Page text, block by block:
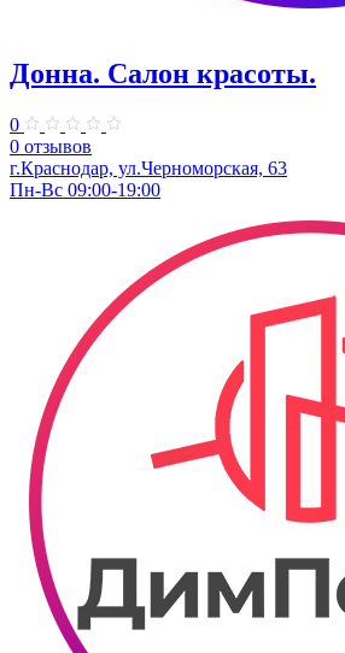
Донна. Салон красоты.
0
0 отзывов
г.Краснодар, ул.Черноморская, 63
Пн-Вс 09:00-19:00